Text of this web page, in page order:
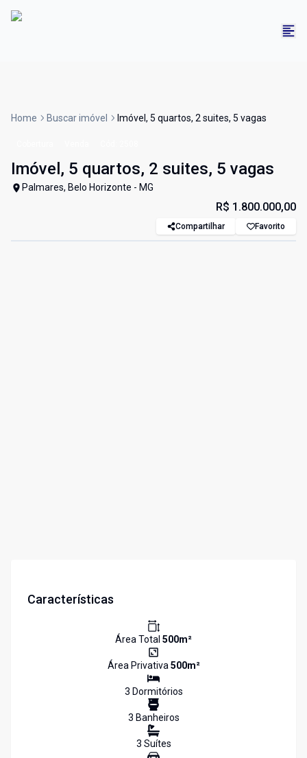
Home Buscar imóvel Imóvel, 5 quartos, 2 suites, 5 vagas
Imóvel, 5 quartos, 2 suites, 5 vagas
Palmares, Belo Horizonte - MG
R$ 1.800.000,00
Compartilhar Favorito
Características
Área Total 500m²
Área Privativa500m²
3 Dormitórios
3 Banheiros
3 Suítes